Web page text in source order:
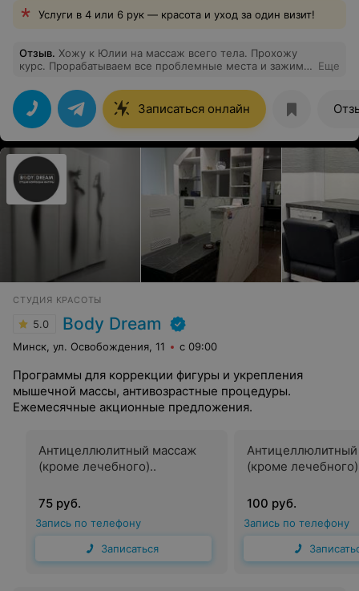
Услуги в 4 или 6 рук — красота и уход за один визит!
Отзыв. Хожу к Юлии на массаж всего тела. Прохожу
курс. Прорабатываем все проблемные места и зажимы
подход к массажу проблемных зон на бедрах. Юля
предложила совмещать антицеллюлитный массаж с
обертываниями. И вы знаете, я не ожидала, но
результат превзошел мои ожидания. Да порой
выдержать 30 мин жгучего или наоборот
охлаждающего эффекта не так просто, но это того
стоит. Кожа напитанная, термоактивная и гладкая.
Вообщем я очень рада, что выбрала это замечательное
уютное место и профессионала своего дела Юлию.
Еще
Записаться онлайн
СТУДИЯ КРАСОТЫ
5.0 Body Dream
Минск, ул. Освобождения, 11 с 09:00
Программы для коррекции фигуры и укрепления
мышечной массы, антивозрастные процедуры.
Ежемесячные акционные предложения.
Антицеллюлитный массаж
(кроме лечебного)..
75 руб.
Запись по телефону
Записаться
(кроме лечебного)
100 руб.
Запись по телефону